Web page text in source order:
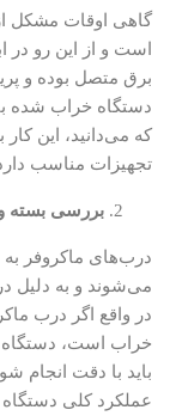
گاهی اوقات مشکل
است و از این رو در
برق متصل بوده و
دستگاه خراب شده
که می‌دانید، این
تجهیزات مناسب
بررسی بسته
درب‌های ماکروفر
می‌شوند و به دلیل
در واقع اگر درب
خراب است، دستگاه
باید با دقت انجام
عملکرد کلی دستگاه